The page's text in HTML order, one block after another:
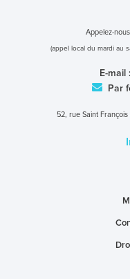
Appelez-
(appel local du mardi au
E-mail :
Par
52, rue Saint François